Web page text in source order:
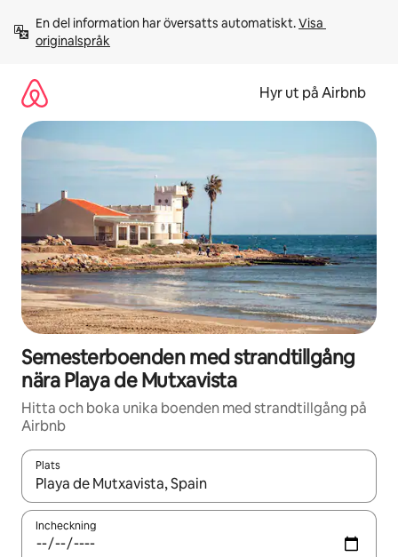
innehåll
En del information har översatts automatiskt. Visa
originalspråk
Hyr ut på Airbnb
Semesterboenden med strandtillgång
nära Playa de Mutxavista
Hitta och boka unika boenden med strandtillgång på
Airbnb
Plats
När resultaten är tillgängliga kan du navigera med upp- och
Incheckning